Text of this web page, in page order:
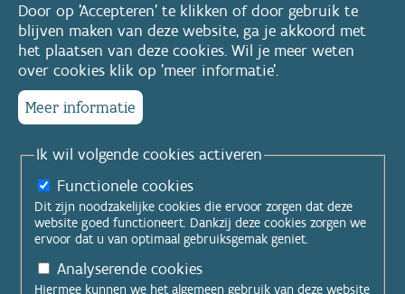
Door op 'Accepteren' te klikken of door gebruik te
blijven maken van deze website, ga je akkoord met
het plaatsen van deze cookies. Wil je meer weten
over cookies klik op 'meer informatie'.
Meer informatie
Ik wil volgende cookies activeren
Functionele cookies
Dit zijn noodzakelijke cookies die ervoor zorgen dat deze
website goed functioneert. Dankzij deze cookies zorgen we
ervoor dat u van optimaal gebruiksgemak geniet.
Analyserende cookies
Hiermee kunnen we het algemeen gebruik van deze website